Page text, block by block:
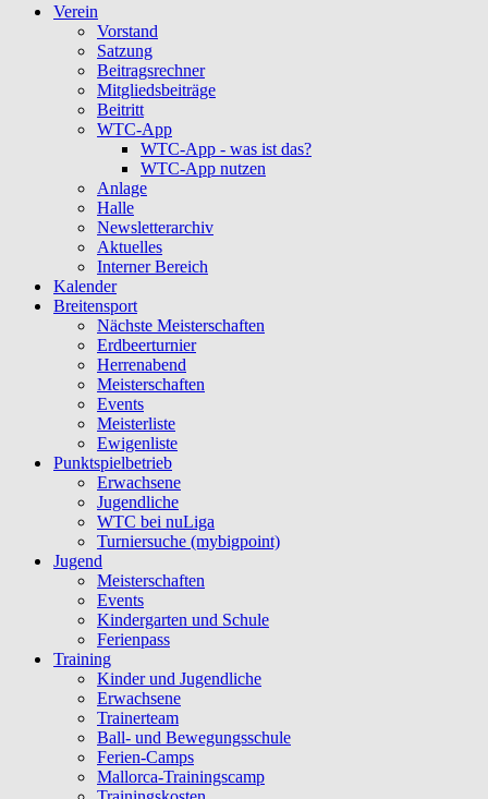
Verein
Vorstand
Satzung
Beitragsrechner
Mitgliedsbeiträge
Beitritt
WTC-App
WTC-App - was ist das?
WTC-App nutzen
Anlage
Halle
Newsletterarchiv
Aktuelles
Interner Bereich
Kalender
Breitensport
Nächste Meisterschaften
Erdbeerturnier
Herrenabend
Meisterschaften
Events
Meisterliste
Ewigenliste
Punktspielbetrieb
Erwachsene
Jugendliche
WTC bei nuLiga
Turniersuche (mybigpoint)
Jugend
Meisterschaften
Events
Kindergarten und Schule
Ferienpass
Training
Kinder und Jugendliche
Erwachsene
Trainerteam
Ball- und Bewegungsschule
Ferien-Camps
Mallorca-Trainingscamp